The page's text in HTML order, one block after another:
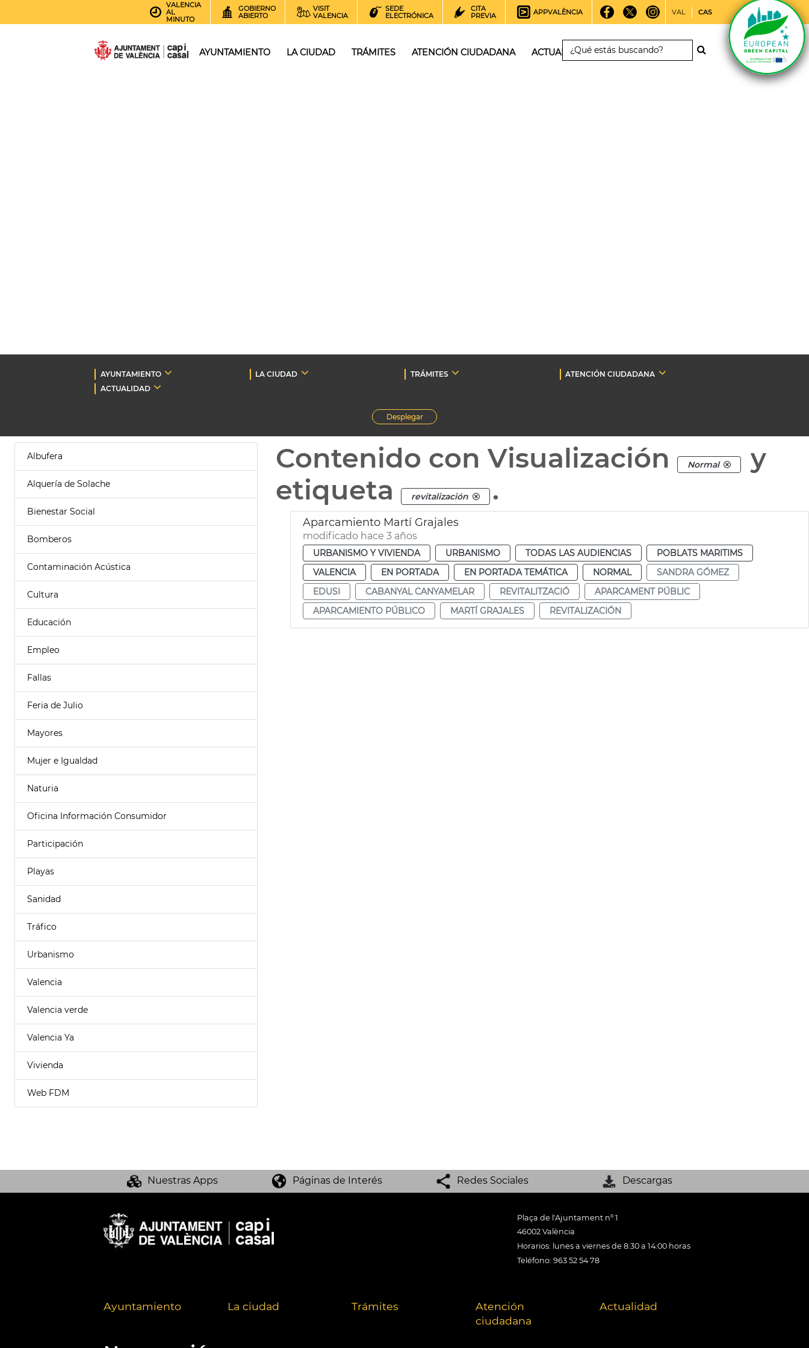
VALENCIA
AL
MINUTO
GOBIERNO
ABIERTO
VISIT
VALENCIA
SEDE
ELECTRÓNICA
CITA
PREVIA
APPVALÈNCIA VAL CAS
AYUNTAMIENTO LA CIUDAD TRÁMITES ATENCIÓN CIUDADANA ACTUALIDAD
AYUNTAMIENTO LA CIUDAD TRÁMITES
ATENCIÓN CIUDADANA
ACTUALIDAD
Desplegar
Albufera
Alquería de Solache
Bienestar Social
Bomberos
Contaminación Acústica
Cultura
Educación
Empleo
Fallas
Feria de Julio
Mayores
Mujer e Igualdad
Naturia
Oficina Información Consumidor
Participación
Playas
Sanidad
Tráfico
Urbanismo
Valencia
Valencia verde
Valencia Ya
Vivienda
Web FDM
Contenido con Visualización Normal
y
etiqueta
revitalización .
Aparcamiento Martí Grajales
modificado hace 3 años
URBANISMO Y VIVIENDA URBANISMO TODAS LAS AUDIENCIAS
POBLATS MARITIMS
VALENCIA
EN PORTADA EN PORTADA TEMÁTICA NORMAL
SANDRA GÓMEZ
EDUSI
CABANYAL CANYAMELAR REVITALITZACIÓ
APARCAMENT PÚBLIC
APARCAMIENTO PÚBLICO
MARTÍ GRAJALES REVITALIZACIÓN
Nuestras Apps Páginas de Interés Redes Sociales Descargas
Plaça de l'Ajuntament nº 1
46002 València
Horarios: lunes a viernes de 8:30 a 14:00 horas
Teléfono: 963 52 54 78
Ayuntamiento La ciudad Trámites
Atención
ciudadana
Actualidad